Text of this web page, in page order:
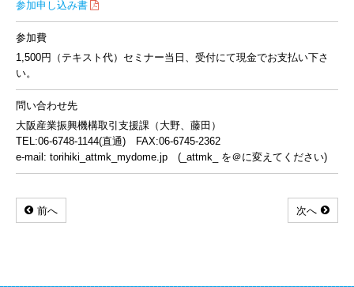
参加申し込み書
参加費
1,500円（テキスト代）セミナー当日、受付にて現金でお支払い下さ
い。
問い合わせ先
大阪産業振興機構取引支援課（大野、藤田）
TEL:06-6748-1144(直通) FAX:06-6745-2362
e-mail: torihiki_attmk_mydome.jp (_attmk_ を＠に変えてください)
前へ 次へ